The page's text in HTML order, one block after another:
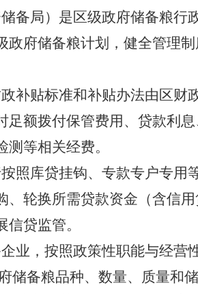
备局）是区级政府储备粮行
府储备粮计划，健全管理
补贴标准和补贴办法由区财
足额拨付保管费用、贷款利
等相关经费。
照库贷挂钩、专款专户专用
、轮换所需贷款资金（含信
贷监管。
业，按照政策性职能与经营
储备粮品种、数量、质量和储